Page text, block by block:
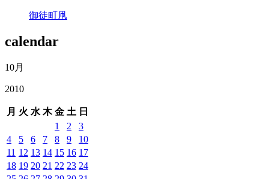
御徒町凧
calendar
10月
2010
月 火 水 木 金 土 日
1 2
3
4
5 6 7 8 9
10
11 12 13 14 15 16 17
18 19 20 21 22 23 24